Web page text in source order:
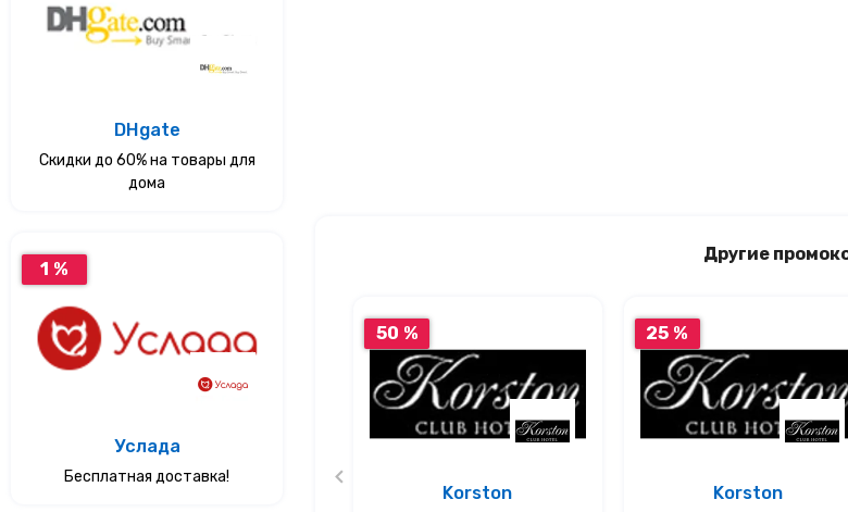
Другие
50 %
Korston
25 %
Korston
DHgate
Скидки до 60% на товары для
дома
1 %
Услада
Бесплатная доставка!